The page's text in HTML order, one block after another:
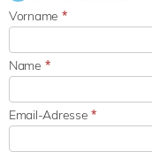
Vorname *
Name *
Email-Adresse*